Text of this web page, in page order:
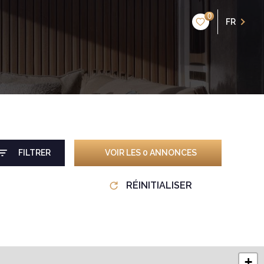
0
FR
FILTRER VOIR LES 0 ANNONCES
RÉINITIALISER